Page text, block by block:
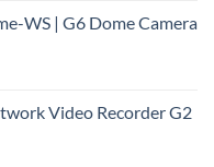
WS | G6 Dome Camera
Video Recorder G2